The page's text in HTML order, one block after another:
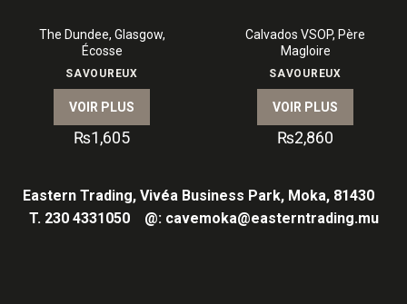
The Dundee, Glasgow,
Écosse
SAVOUREUX
VOIR PLUS
₨1,605
Calvados VSOP, Père
Magloire
SAVOUREUX
VOIR PLUS
₨2,860
Eastern Trading, Vivéa Business Park, Moka, 81430
T. 230 4331050 @: cavemoka@easterntrading.mu